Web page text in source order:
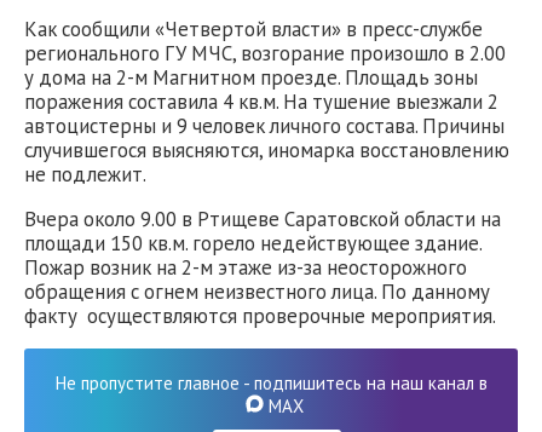
Как сообщили «Четвертой власти» в пресс-службе
регионального ГУ МЧС, возгорание произошло в 2.00
у дома на 2-м Магнитном проезде. Площадь зоны
поражения составила 4 кв.м. На тушение выезжали 2
автоцистерны и 9 человек личного состава. Причины
случившегося выясняются, иномарка восстановлению
не подлежит.
Вчера около 9.00 в Ртищеве Саратовской области на
площади 150 кв.м. горело недействующее здание.
Пожар возник на 2-м этаже из-за неосторожного
обращения с огнем неизвестного лица. По данному
факту осуществляются проверочные мероприятия.
Не пропустите главное - подпишитесь на наш канал в
MAX